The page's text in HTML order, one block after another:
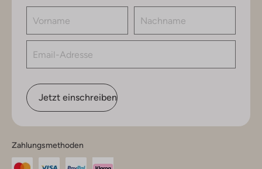
Jetzt einschreiben
Zahlungsmethoden